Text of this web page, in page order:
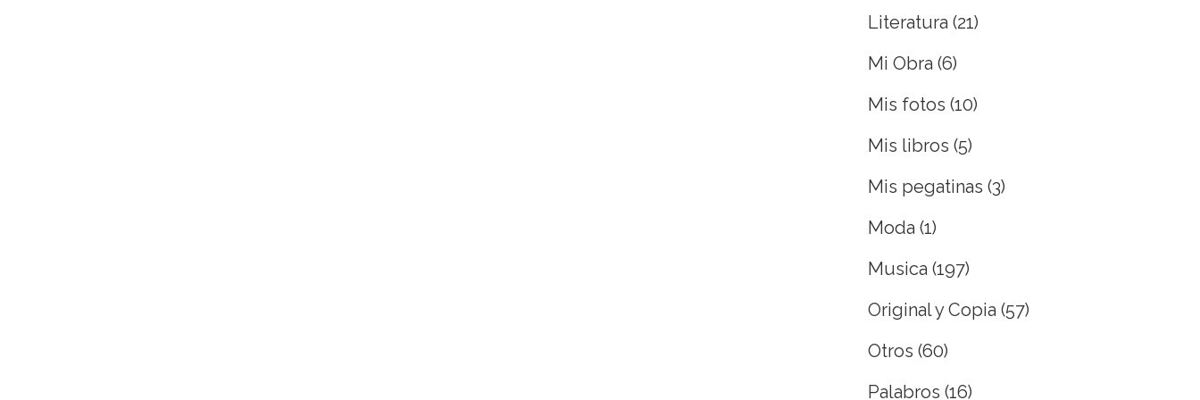
Literatura (21)
Mi Obra (6)
Mis fotos (10)
Mis libros (5)
Mis pegatinas (3)
Moda (1)
Musica (197)
Original y Copia (57)
Otros (60)
Palabros (16)